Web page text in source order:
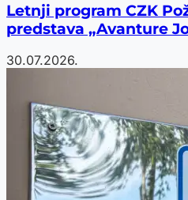
Letnji program CZK
predstava „Avanture
30.07.2026.